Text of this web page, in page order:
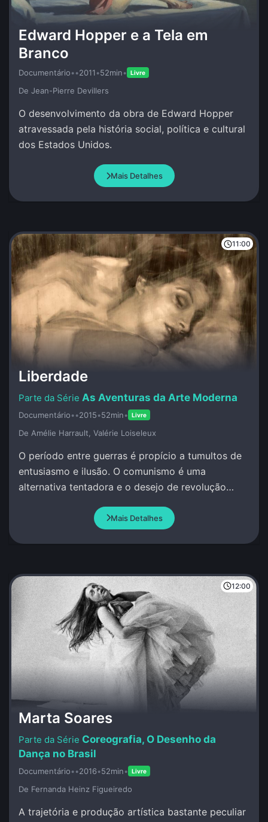
Edward Hopper e a Tela em
Branco
Documentário••2011•52min• Livre
De Jean-Pierre Devillers
O desenvolvimento da obra de Edward Hopper
atravessada pela história social, política e cultural
dos Estados Unidos.
Mais Detalhes
11:00
Liberdade
As Aventuras da Arte Moderna
Documentário••2015•52min• Livre
De Amélie Harrault, Valérie Loiseleux
O período entre guerras é propício a tumultos de
entusiasmo e ilusão. O comunismo é uma
alternativa tentadora e o desejo de revolução
Mais Detalhes
12:00
Marta Soares
Coreografia, O Desenho da
Dança no Brasil
Documentário••2016•52min• Livre
De Fernanda Heinz Figueiredo
A trajetória e produção artística bastante peculiar